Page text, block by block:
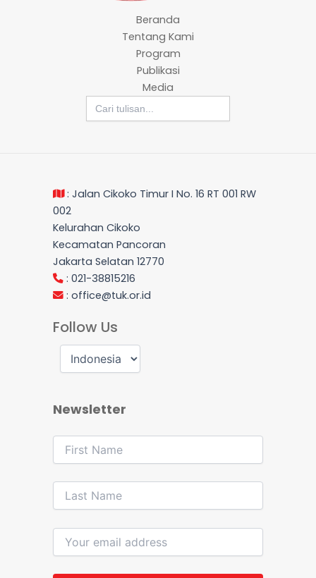
Beranda
Tentang Kami
Program
Publikasi
Media
Search
for:
: Jalan Cikoko Timur I No. 16 RT 001 RW
002
Kelurahan Cikoko
Kecamatan Pancoran
Jakarta Selatan 12770
: 021-38815216
: office@tuk.or.id
Follow Us
Newsletter